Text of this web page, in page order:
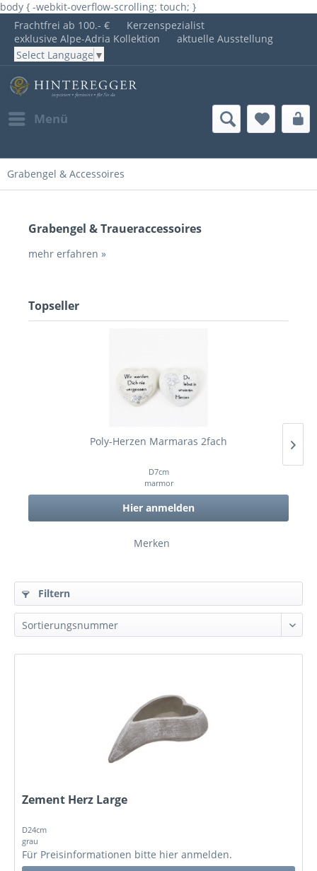
body { -webkit-overflow-scrolling: touch; }
Frachtfrei ab 100.- €
Kerzenspezialist
exklusive Alpe-Adria Kollektion
aktuelle Ausstellung
Select Language ▼
Menü
Grabengel & Accessoires
Grabengel & Traueraccessoires
mehr erfahren »
Topseller
Poly-Herzen Marmaras 2fach
D7cm
marmor
Hier anmelden
Merken
Filtern
Zement Herz Large
D24cm
grau
Für Preisinformationen bitte hier anmelden.